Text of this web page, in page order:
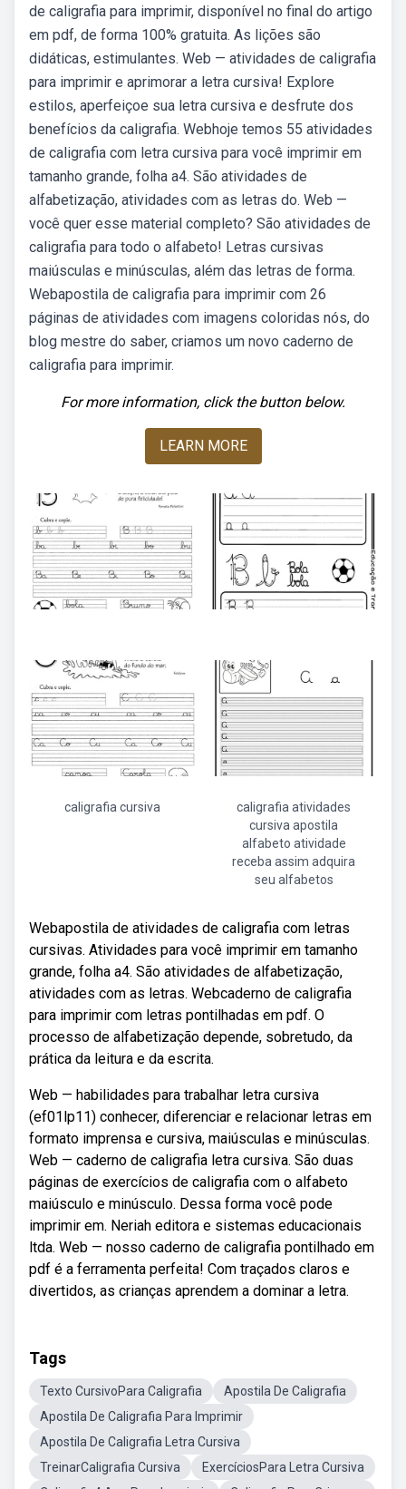
de caligrafia para imprimir, disponível no final do artigo
em pdf, de forma 100% gratuita. As lições são
didáticas, estimulantes. Web — atividades de caligrafia
para imprimir e aprimorar a letra cursiva! Explore
estilos, aperfeiçoe sua letra cursiva e desfrute dos
benefícios da caligrafia. Webhoje temos 55 atividades
de caligrafia com letra cursiva para você imprimir em
tamanho grande, folha a4. São atividades de
alfabetização, atividades com as letras do. Web —
você quer esse material completo? São atividades de
caligrafia para todo o alfabeto! Letras cursivas
maiúsculas e minúsculas, além das letras de forma.
Webapostila de caligrafia para imprimir com 26
páginas de atividades com imagens coloridas nós, do
blog mestre do saber, criamos um novo caderno de
caligrafia para imprimir.
For more information, click the button below.
LEARN MORE
caligrafia cursiva
caligrafia atividades
cursiva apostila
alfabeto atividade
receba assim adquira
seu alfabetos
Webapostila de atividades de caligrafia com letras
cursivas. Atividades para você imprimir em tamanho
grande, folha a4. São atividades de alfabetização,
atividades com as letras. Webcaderno de caligrafia
para imprimir com letras pontilhadas em pdf. O
processo de alfabetização depende, sobretudo, da
prática da leitura e da escrita.
Web — habilidades para trabalhar letra cursiva
(ef01lp11) conhecer, diferenciar e relacionar letras em
formato imprensa e cursiva, maiúsculas e minúsculas.
Web — caderno de caligrafia letra cursiva. São duas
páginas de exercícios de caligrafia com o alfabeto
maiúsculo e minúsculo. Dessa forma você pode
imprimir em. Neriah editora e sistemas educacionais
ltda. Web — nosso caderno de caligrafia pontilhado em
pdf é a ferramenta perfeita! Com traçados claros e
divertidos, as crianças aprendem a dominar a letra.
Tags
Texto CursivoPara Caligrafia
Apostila De Caligrafia
Apostila De Caligrafia Para Imprimir
Apostila De Caligrafia Letra Cursiva
TreinarCaligrafia Cursiva
ExercíciosPara Letra Cursiva